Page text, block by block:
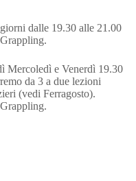
dalle 19.30 alle 21.00
Mercoledì e Venerdì 19.30
da 3 a due lezioni
(vedi Ferragosto).